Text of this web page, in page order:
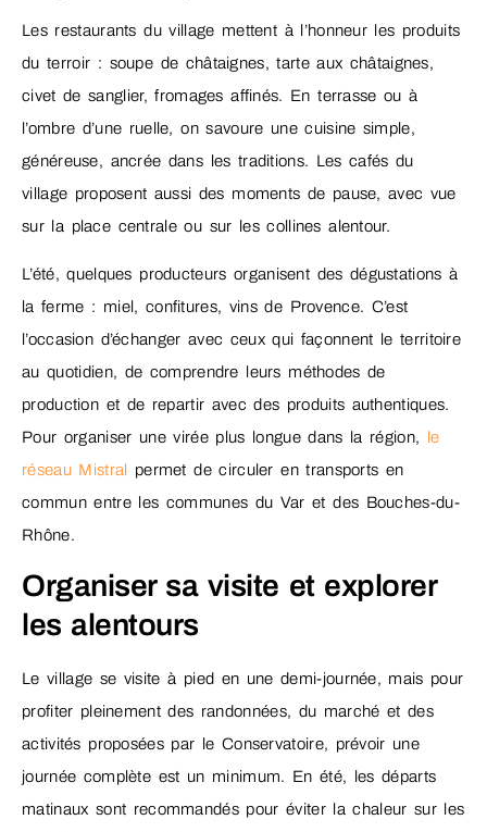
Les restaurants du village mettent à l’honneur les produits
du terroir : soupe de châtaignes, tarte aux châtaignes,
civet de sanglier, fromages affinés. En terrasse ou à
l’ombre d’une ruelle, on savoure une cuisine simple,
généreuse, ancrée dans les traditions. Les cafés du
village proposent aussi des moments de pause, avec vue
sur la place centrale ou sur les collines alentour.
L’été, quelques producteurs organisent des dégustations à
la ferme : miel, confitures, vins de Provence. C’est
l’occasion d’échanger avec ceux qui façonnent le territoire
au quotidien, de comprendre leurs méthodes de
production et de repartir avec des produits authentiques.
Pour organiser une virée plus longue dans la région, le
réseau Mistral permet de circuler en transports en
commun entre les communes du Var et des Bouches-du-
Rhône.
Organiser sa visite et explorer
les alentours
Le village se visite à pied en une demi-journée, mais pour
profiter pleinement des randonnées, du marché et des
activités proposées par le Conservatoire, prévoir une
journée complète est un minimum. En été, les départs
matinaux sont recommandés pour éviter la chaleur sur les